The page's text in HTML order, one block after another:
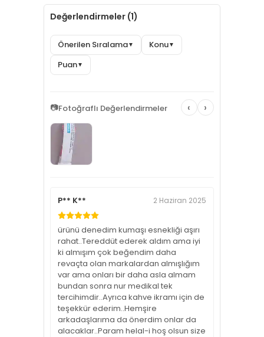
Değerlendirmeler (1)
Önerilen Sıralama▼ Konu▼
Puan▼
📷Fotoğraflı Değerlendirmeler ‹ ›
P** K** 2 Haziran 2025
ürünü denedim kumaşı esnekliği aşırı
rahat..Tereddüt ederek aldım ama iyi
ki almışım çok beğendim daha
revaçta olan markalardan almışlığım
var ama onları bir daha asla almam
bundan sonra nur medikal tek
tercihimdir..Ayrıca kahve ikramı için de
teşekkür ederim..Hemşire
arkadaşlarıma da önerdim onlar da
alacaklar..Param helal-i hoş olsun size